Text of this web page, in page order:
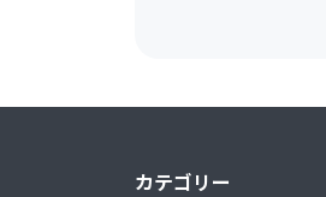
カテゴリー